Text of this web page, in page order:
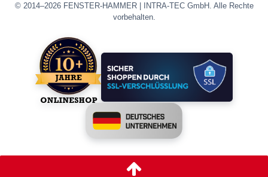
© 2014–2026 FENSTER-HAMMER | INTRA-TEC GmbH. Alle Rechte
vorbehalten.